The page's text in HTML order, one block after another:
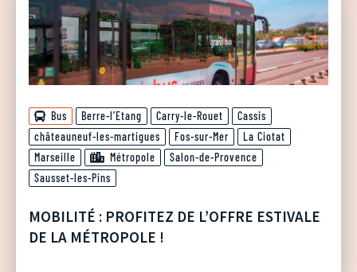
Bus Berre-l'Etang Carry-le-Rouet
Cassis
châteauneuf-les-martigues
Fos-sur-Mer
La Ciotat
Marseille
Métropole
Salon-de-Provence
Sausset-les-Pins
MOBILITÉ : PROFITEZ DE L’OFFRE ESTIVALE
DE LA MÉTROPOLE !